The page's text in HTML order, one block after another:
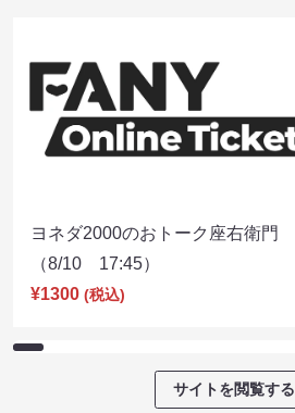
ヨネダ2000のおトーク座右衛門
（8/10 17:45）
¥1300 (税込)
サイトを閲覧する